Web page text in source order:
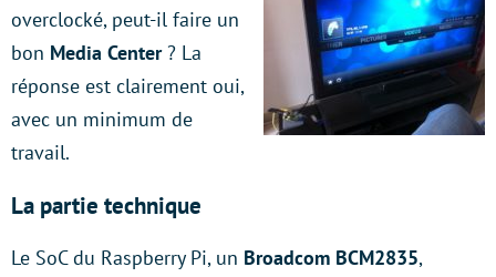
overclocké, peut-il faire un
bon Media Center ? La
réponse est clairement oui,
avec un minimum de
travail.
La partie technique
Le SoC du Raspberry Pi, un Broadcom BCM2835,